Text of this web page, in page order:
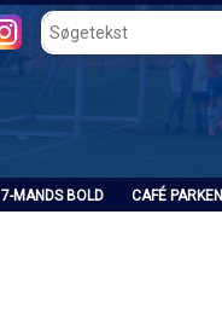
7-MANDS BOLD CAFÉ PARKEN